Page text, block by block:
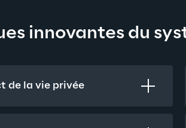
innovantes du
de la vie privée